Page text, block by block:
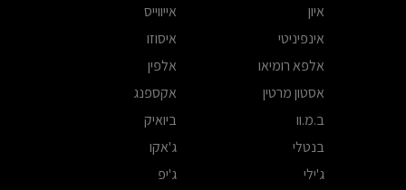
איון
אייווייס
אינפיניטי
איסוזו
אלפא רומיאו
אלפין
אסטון מרטין
אקספנג
ב.מ.וו
ביואיק
בנטלי
ג'אקו
ג'ילי
ג'יפ